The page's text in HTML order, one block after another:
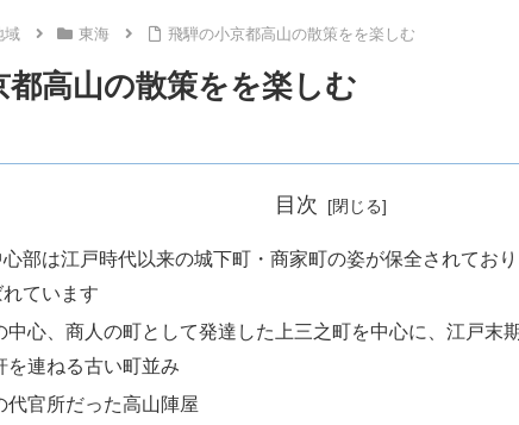
域 東海 飛騨の小京都高山の散策をを楽しむ
都高山の散策をを楽しむ
目次
心部は江戸時代以来の城下町・商家町の姿が保全されてお
ています
中心、商人の町として発達した上三之町を中心に、江戸末
を連ねる古い町並み
代官所だった高山陣屋